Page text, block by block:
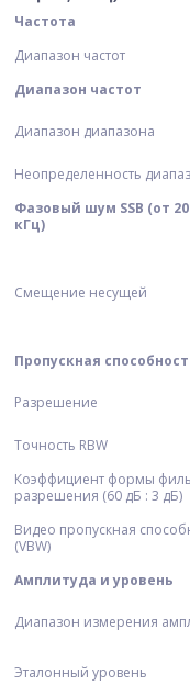
Частота
Диапазон частот
Диапазон частот
Диапазон диапазона
Неопределенность
Фазовый шум SSB (от 20
кГц)
Смещение несущей
Пропускная
Разрешение
Точность RBW
Коэффициент формы
разрешения (60 дБ : 3 дБ)
Видео пропускная
(VBW)
Амплитуда и уровень
Диапазон измерения
Эталонный уровень